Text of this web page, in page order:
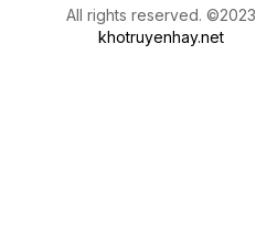
All rights reserved. ©2023
khotruyenhay.net